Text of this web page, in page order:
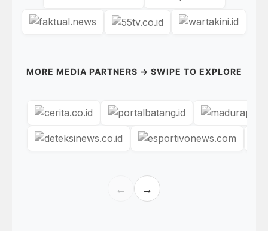
MORE MEDIA PARTNERS → SWIPE TO EXPLORE
← →